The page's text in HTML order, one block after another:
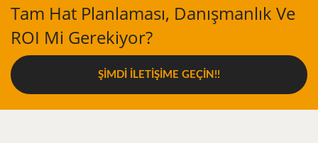
Tam Hat Planlaması, Danışmanlık Ve
ROI Mi Gerekiyor?
ŞIMDI İLETIŞIME GEÇIN!!